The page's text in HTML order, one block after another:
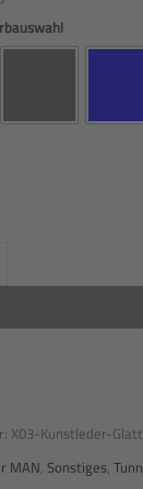
für
X03-Kunstleder-Glatt
MAN, Sonstiges,